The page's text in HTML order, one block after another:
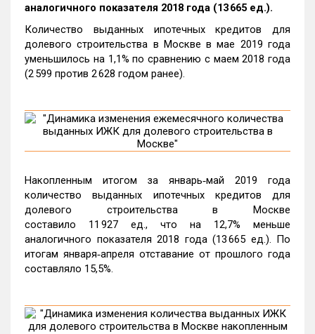
аналогичного показателя 2018 года (13 665 ед.).
Количество выданных ипотечных кредитов для
долевого строительства в Москве в мае 2019 года
уменьшилось на 1,1% по сравнению с маем 2018 года
(2 599 против 2 628 годом ранее).
Накопленным итогом за январь‑май 2019 года
количество выданных ипотечных кредитов для
долевого строительства в Москве
составило 11 927 ед., что на 12,7% меньше
аналогичного показателя 2018 года (13 665 ед.). По
итогам января‑апреля отставание от прошлого года
составляло 15,5%.